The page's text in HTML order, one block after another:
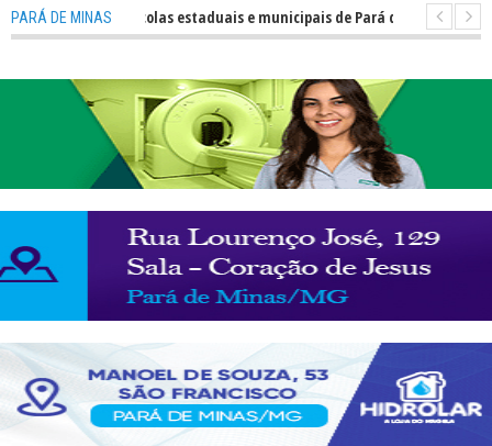
PARÁ DE MINAS
das escolas estaduais e municipais de Pará de Minas no IDEB 2025